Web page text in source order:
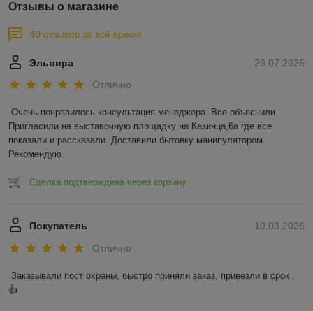
Отзывы о магазине
40 отзывов за всё время
20.07.2026
Эльвира
Отлично
Очень понравилось консультация менеджера. Все объяснили.
Пригласили на выставочную площадку на Казинца,6а где все
показали и рассказали. Доставили бытовку манипулятором.
Рекомендую.
Сделка подтверждена через корзину
10.03.2026
Покупатель
Отлично
Заказывали пост охраны, быстро приняли заказ, привезли в срок .
👍